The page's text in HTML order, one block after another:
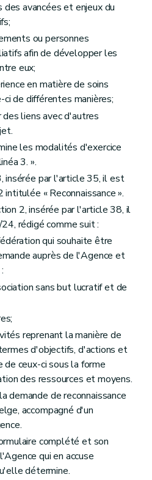
avancées et enjeux du
ou personnes
afin de développer les
eux;
en matière de soins
de différentes manières;
liens avec d'autres
les modalités d'exercice
3. ».
insérée par l'article 35, il est
« Reconnaissance ».
2, insérée par l'article 38, il
rédigé comme suit :
qui souhaite être
auprès de l'Agence et
sans but lucratif et de
reprenant la manière de
d'objectifs, d'actions et
ceux-ci sous la forme
des ressources et moyens.
demande de reconnaissance
accompagné d'un
complété et son
qui en accuse
détermine.